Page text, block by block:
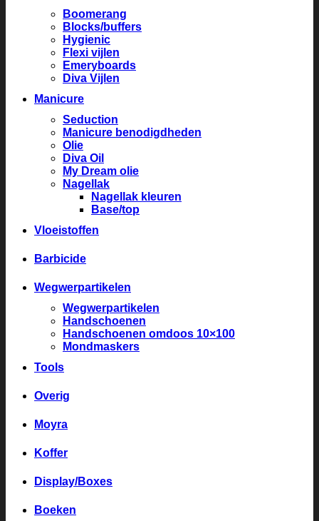
Boomerang
Blocks/buffers
Hygienic
Flexi vijlen
Emeryboards
Diva Vijlen
Manicure
Seduction
Manicure benodigdheden
Olie
Diva Oil
My Dream olie
Nagellak
Nagellak kleuren
Base/top
Vloeistoffen
Barbicide
Wegwerpartikelen
Wegwerpartikelen
Handschoenen
Handschoenen omdoos 10×100
Mondmaskers
Tools
Overig
Moyra
Koffer
Display/Boxes
Boeken